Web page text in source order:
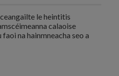
le heintitis
calaoise
na hainmneacha seo a